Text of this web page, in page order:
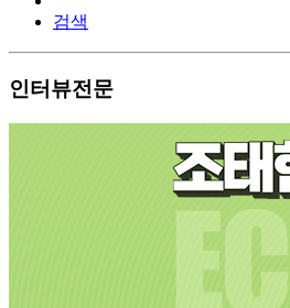
검색
인터뷰전문